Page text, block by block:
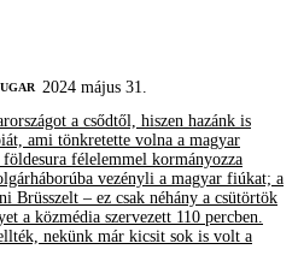
2024 május 31.
a csődtől, hiszen hazánk is
ami tönkretette volna a magyar
félelemmel kormányozza
vezényli a magyar fiúkat; a
Brüsszelt – ez csak néhány a csütörtök
a közmédia szervezett 110 percben.
nekünk már kicsit sok is volt a